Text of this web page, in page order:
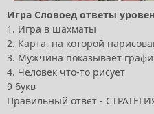
Игра Словоед ответы
1. Игра в шахматы
2. Карта, на которой
3. Мужчина показывает
4. Человек что-то рисует
9 букв
Правильный ответ -